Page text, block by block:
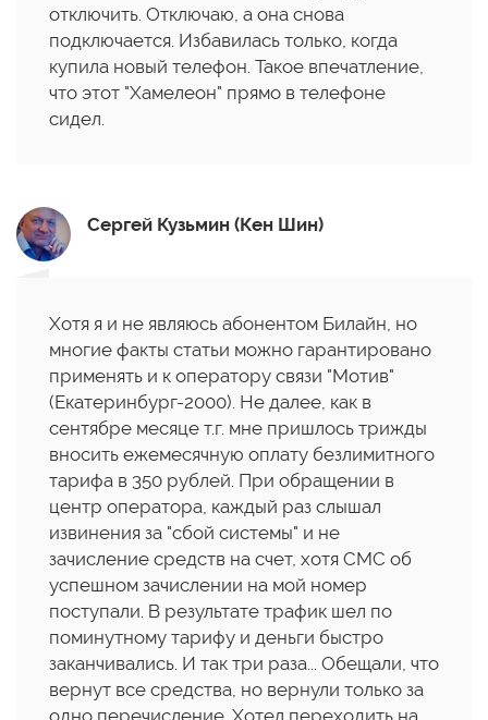
отключить. Отключаю, а она снова
подключается. Избавилась только, когда
купила новый телефон. Такое впечатление,
что этот "Хамелеон" прямо в телефоне
сидел.
Сергей Кузьмин (Кен Шин)
Хотя я и не являюсь абонентом Билайн, но
многие факты статьи можно гарантировано
применять и к оператору связи "Мотив"
(Екатеринбург-2000). Не далее, как в
сентябре месяце т.г. мне пришлось трижды
вносить ежемесячную оплату безлимитного
тарифа в 350 рублей. При обращении в
центр оператора, каждый раз слышал
извинения за "сбой системы" и не
зачисление средств на счет, хотя СМС об
успешном зачислении на мой номер
поступали. В результате трафик шел по
поминутному тарифу и деньги быстро
заканчивались. И так три раза... Обещали, что
вернут все средства, но вернули только за
одно перечисление. Хотел переходить на